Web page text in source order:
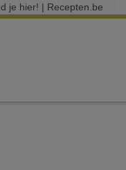
je hier! | Recepten.be